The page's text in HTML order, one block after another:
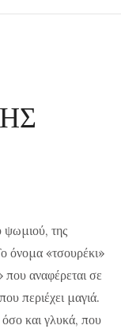
ψωμιού, της
«τσουρέκι»
αναφέρεται σε
περιέχει μαγιά.
και γλυκά, που